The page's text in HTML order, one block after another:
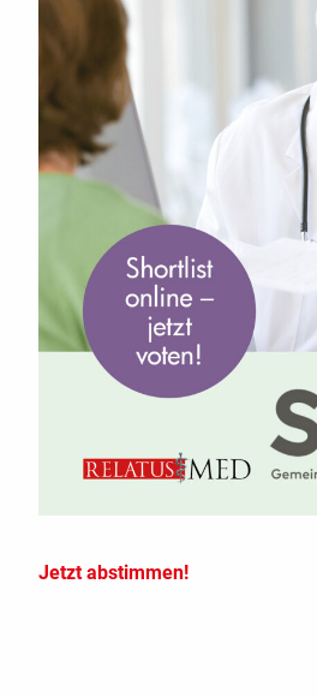
Jetzt abstimmen!